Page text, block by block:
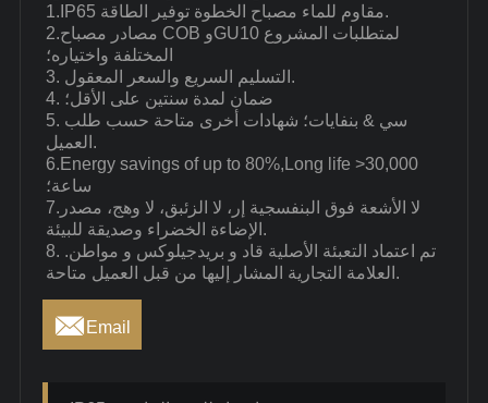
1.IP65 مقاوم للماء مصباح الخطوة توفير الطاقة.
2.مصادر مصباح COB وGU10 لمتطلبات المشروع
المختلفة واختياره؛
3. التسليم السريع والسعر المعقول.
4. ضمان لمدة سنتين على الأقل؛
5. سي & بنفايات؛ شهادات أخرى متاحة حسب طلب
العميل.
6.Energy savings of up to 80%,Long life >30,000
ساعة؛
7.لا الأشعة فوق البنفسجية إر، لا الزئبق، لا وهج، مصدر
الإضاءة الخضراء وصديقة للبيئة.
8. تم اعتماد التعبئة الأصلية قاد و بريدجيلوكس و مواطن.
العلامة التجارية المشار إليها من قبل العميل متاحة.
 Email